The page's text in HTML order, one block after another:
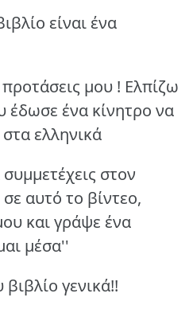
είναι ένα
μου ! Ελπίζω
έδωσε ένα κίνητρο να
ελληνικά
στον
αυτό το βίντεο,
και γράψε ένα
μέσα''
γενικά!!